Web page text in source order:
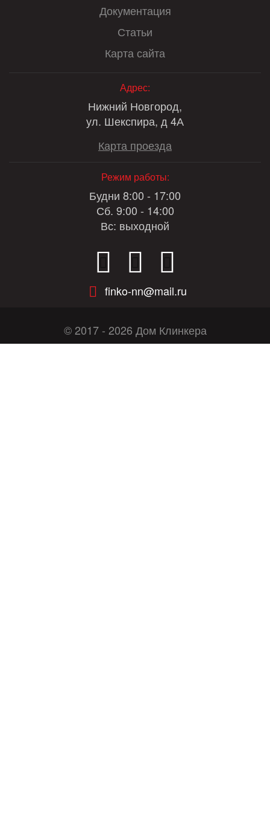
Документация
Статьи
Карта сайта
Адрес:
Нижний Новгород,
ул. Шекспира, д 4А
Карта проезда
Режим работы:
Будни 8:00 - 17:00
Сб. 9:00 - 14:00
Вс: выходной
finko-nn@mail.ru
© 2017 - 2026 Дом Клинкера